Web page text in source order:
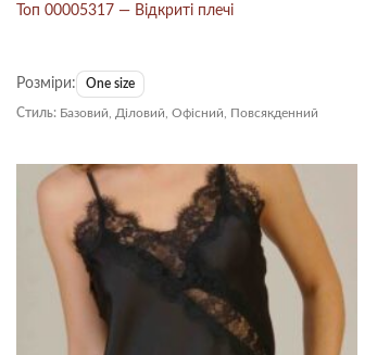
Топ 00005317 — Відкриті плечі
Розміри: One size
Стиль: Базовий, Діловий, Офісний, Повсякденний